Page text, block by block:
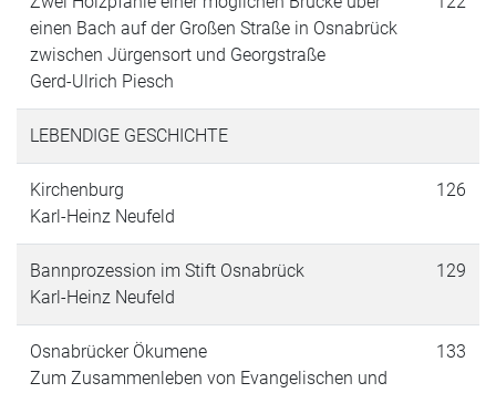
einen Bach auf der Großen Straße in Osnabrück
zwischen Jürgensort und Georgstraße
Gerd-Ulrich Piesch
LEBENDIGE GESCHICHTE
Kirchenburg
Karl-Heinz Neufeld
126
Bannprozession im Stift Osnabrück
Karl-Heinz Neufeld
129
Osnabrücker Ökumene
Zum Zusammenleben von Evangelischen und
133